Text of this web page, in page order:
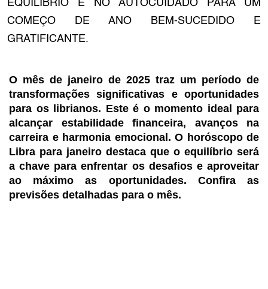
EQUILÍBRIO E NO AUTOCUIDADO PARA UM
COMEÇO DE ANO BEM-SUCEDIDO E
GRATIFICANTE.
O mês de janeiro de 2025 traz um período de
transformações significativas e oportunidades
para os librianos. Este é o momento ideal para
alcançar estabilidade financeira, avanços na
carreira e harmonia emocional. O horóscopo de
Libra para janeiro destaca que o equilíbrio será
a chave para enfrentar os desafios e aproveitar
ao máximo as oportunidades. Confira as
previsões detalhadas para o mês.